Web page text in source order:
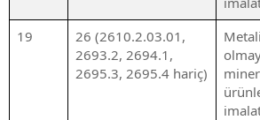
19
26 (2610.2.03.01,
2693.2, 2694.1,
2695.3, 2695.4 hariç)